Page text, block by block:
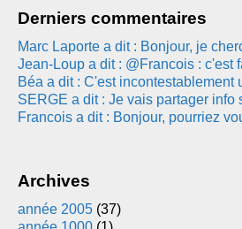
Derniers commentaires
Marc Laporte a dit : Bonjour, je
Jean-Loup a dit : @Francois : c'est
Béa a dit : C'est incontestablement
SERGE a dit : Je vais partager info
Francois a dit : Bonjour, pourriez
Archives
année 2005 (37)